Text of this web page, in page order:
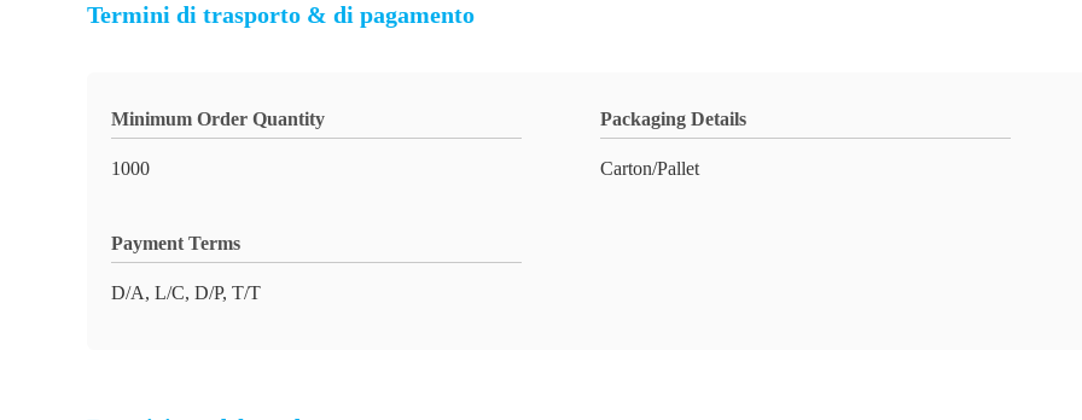
Termini di trasporto & di pagamento
Minimum Order Quantity
1000
Packaging Details
Carton/Pallet
Payment Terms
D/A, L/C, D/P, T/T